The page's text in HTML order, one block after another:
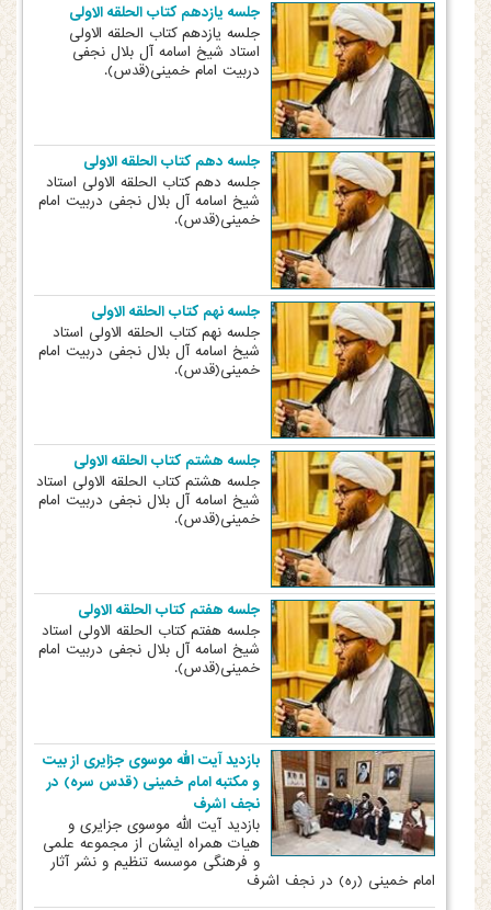
جلسه یازدهم کتاب الحلقه الاولی
جلسه یازدهم کتاب الحلقه الاولی
استاد شیخ اسامه آل بلال نجفی
دربیت امام خمینی(قدس).
جلسه دهم کتاب الحلقه الاولی
جلسه دهم کتاب الحلقه الاولی استاد
شیخ اسامه آل بلال نجفی دربیت امام
خمینی(قدس).
جلسه نهم کتاب الحلقه الاولی
جلسه نهم کتاب الحلقه الاولی استاد
شیخ اسامه آل بلال نجفی دربیت امام
خمینی(قدس).
جلسه هشتم کتاب الحلقه الاولی
جلسه هشتم کتاب الحلقه الاولی استاد
شیخ اسامه آل بلال نجفی دربیت امام
خمینی(قدس).
جلسه هفتم کتاب الحلقه الاولی
جلسه هفتم کتاب الحلقه الاولی استاد
شیخ اسامه آل بلال نجفی دربیت امام
خمینی(قدس).
بازدید آیت الله موسوی جزایری از بیت
و مکتبه امام خمینی (قدس سره) در
نجف اشرف
بازدید آیت الله موسوی جزایری و
هیات همراه ایشان از مجموعه علمی
و فرهنگی موسسه تنظیم و نشر آثار
امام خمینی (ره) در نجف اشرف